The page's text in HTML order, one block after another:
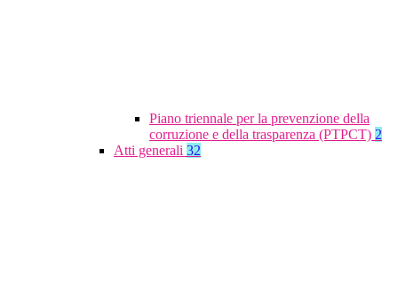
Piano triennale per la prevenzione della
corruzione e della trasparenza (PTPCT) 2
Atti generali 32